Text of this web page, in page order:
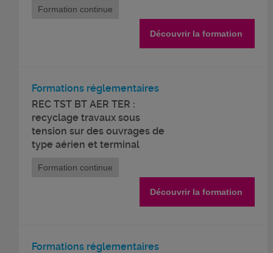
Formation continue
Découvrir la formation
Formations réglementaires
REC TST BT AER TER :
recyclage travaux sous
tension sur des ouvrages de
type aérien et terminal
Formation continue
Découvrir la formation
Formations réglementaires